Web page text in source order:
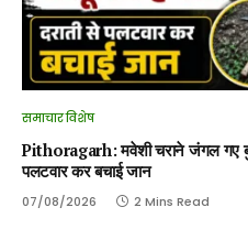
समाचार विशेष
Pithoragarh: मवेशी चराने जंगल गए
पलटवार कर बचाई जान
07/08/2026 2 Mins Read